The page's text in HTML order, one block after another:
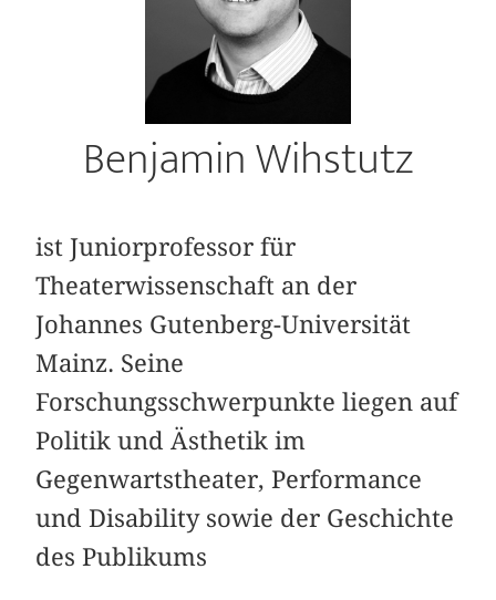
Benjamin Wihstutz
ist Juniorprofessor für
Theaterwissenschaft an der
Johannes Gutenberg-Universität
Mainz. Seine
Forschungsschwerpunkte liegen auf
Politik und Ästhetik im
Gegenwartstheater, Performance
und Disability sowie der Geschichte
des Publikums